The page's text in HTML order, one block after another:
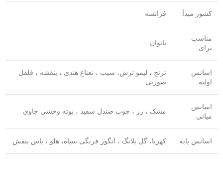
کشور مبدأ فرانسه
مناسب
برای
بانوان
اسانس
اولیه
ترنج ، لیمو ترش، سیب ، نعناع هندی ، بنفشه ، فلفل
صورتی
اسانس
میانی
مشک ، رز ، چوب صندل سفید ، بوته وحشی جاوی
اسانس پایه کهربا، گل یلانگ ، انگور فرنگی سیاه، هلو ، یاس بنفش